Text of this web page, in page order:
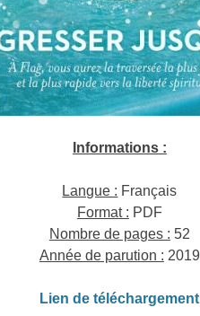
Informations :
Langue : Français
Format : PDF
Nombre de pages : 52
Année de parution : 2019
Lien de téléchargement